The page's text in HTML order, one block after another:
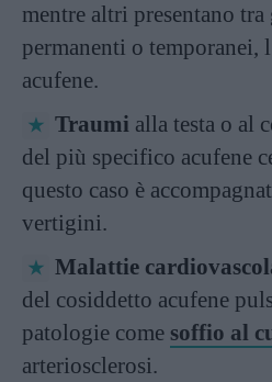
mentre altri presentano
permanenti o temporanei,
acufene.
Traumi alla testa o al
del più specifico acufene
questo caso è
vertigini.
Malattie
del cosiddetto acufene
patologie come soffio al
arteriosclerosi.